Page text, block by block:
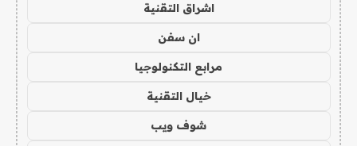
اشراق التقنية
ان سفن
مرابع التكنولوجيا
خيال التقنية
شوف ويب